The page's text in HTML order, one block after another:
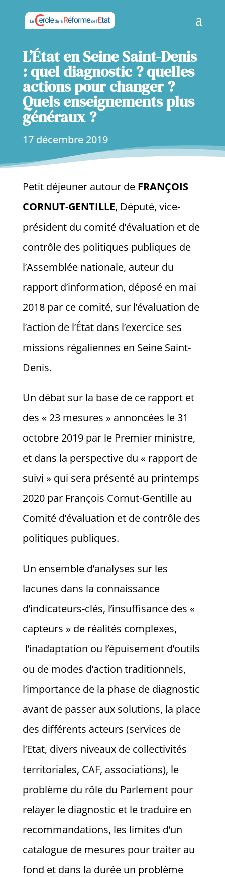
L’État en Seine Saint-Denis
: quel diagnostic ? quelles
actions pour changer ?
Quels enseignements plus
généraux ?
17 décembre 2019
Petit déjeuner autour de FRANÇOIS
CORNUT-GENTILLE, Député, vice-
président du comité d’évaluation et de
contrôle des politiques publiques de
l’Assemblée nationale, auteur du
rapport d’information, déposé en mai
2018 par ce comité, sur l’évaluation de
l’action de l’État dans l’exercice ses
missions régaliennes en Seine Saint-
Denis.
Un débat sur la base de ce rapport et
des « 23 mesures » annoncées le 31
octobre 2019 par le Premier ministre,
et dans la perspective du « rapport de
suivi » qui sera présenté au printemps
2020 par François Cornut-Gentille au
Comité d’évaluation et de contrôle des
politiques publiques.
Un ensemble d’analyses sur les
lacunes dans la connaissance
d’indicateurs-clés, l’insuffisance des «
capteurs » de réalités complexes,
l’inadaptation ou l’épuisement d’outils
ou de modes d’action traditionnels,
l’importance de la phase de diagnostic
avant de passer aux solutions, la place
des différents acteurs (services de
l’Etat, divers niveaux de collectivités
territoriales, CAF, associations), le
problème du rôle du Parlement pour
relayer le diagnostic et le traduire en
recommandations, les limites d’un
catalogue de mesures pour traiter au
fond et dans la durée un problème